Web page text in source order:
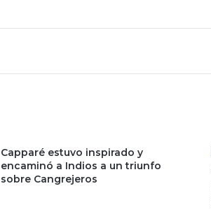
Capparé estuvo inspirado y
encaminó a Indios a un triunfo
sobre Cangrejeros